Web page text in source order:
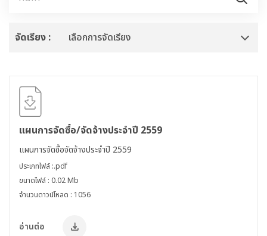
จัดเรียง : เลือกการจัดเรียง
แผนการจัดซื้อ/จัดจ้างประจำปี 2559
แผนการจัดซื้อจัดจ้างประจำปี 2559
ประเภทไฟล์ :.pdf
ขนาดไฟล์ : 0.02 Mb
จำนวนดาวน์โหลด : 1056
อ่านต่อ